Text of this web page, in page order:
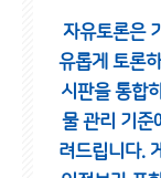
자유토론은
유롭게 토론
시판을 통합
물 관리 기준
려드립니다.